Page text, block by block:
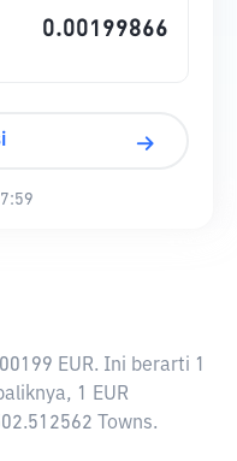
EUR. Ini berarti 1
1 EUR
Towns.